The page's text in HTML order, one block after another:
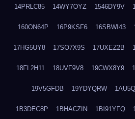
14PRLC85 14WY7OYZ 1546DY9V
160ON64P 16P9KSF6 16SBWI43
17HG5UY8 17SO7X9S 17UXEZ2B
18FL2H11 18UVF9V8 19CWX8Y9
19V5GFDB 19YDYQRW
1B3DEC8P 1BHACZIN 1BI91YFQ